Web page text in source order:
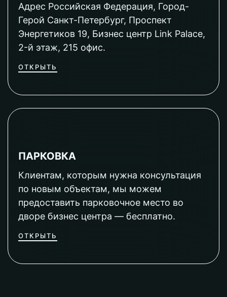
Адрес Российская Федерация, Город-
Герой Санкт-Петербург, Проспект
Энергетиков 19, Бизнес центр Link Palace,
2-й этаж, 215 офис.
ОТКРЫТЬ
ПАРКОВКА
Клиентам, которым нужна консультация
по новым объектам, мы можем
предоставить парковочное место во
дворе бизнес центра — бесплатно.
ОТКРЫТЬ